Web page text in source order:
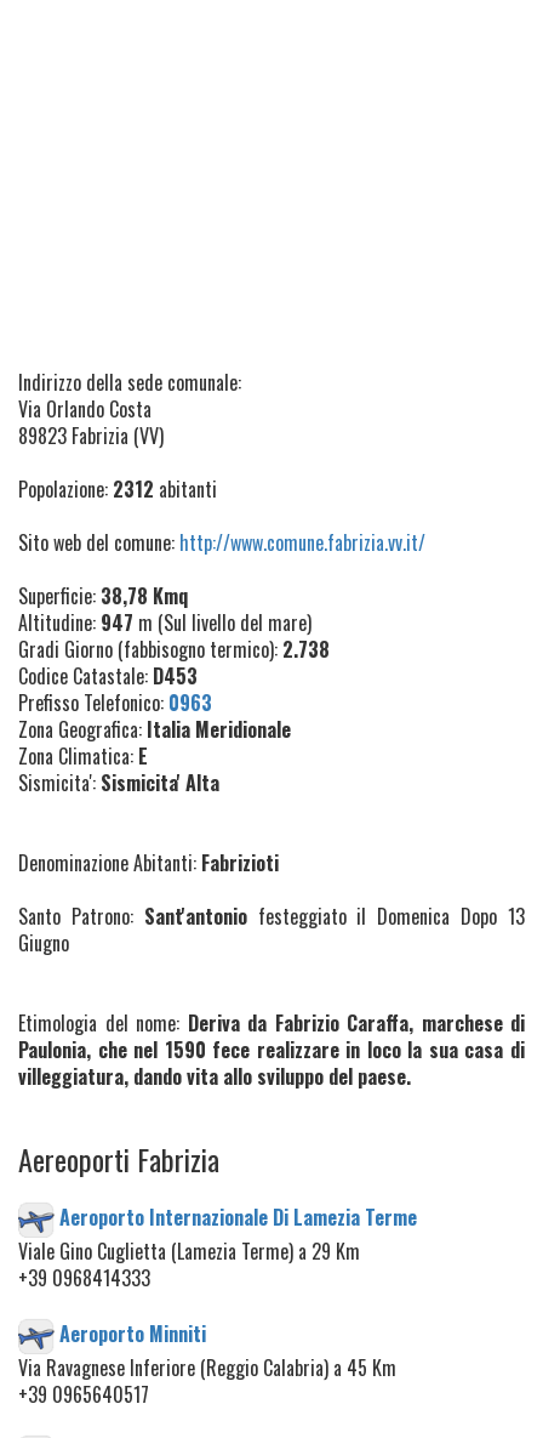
Indirizzo della sede comunale:
Via Orlando Costa
89823 Fabrizia (VV)
Popolazione: 2312 abitanti
Sito web del comune: http://www.comune.fabrizia.vv.it/
Superficie: 38,78 Kmq
Altitudine: 947 m (Sul livello del mare)
Gradi Giorno (fabbisogno termico): 2.738
Codice Catastale: D453
Prefisso Telefonico: 0963
Zona Geografica: Italia Meridionale
Zona Climatica: E
Sismicita': Sismicita' Alta
Denominazione Abitanti: Fabrizioti
Santo Patrono: Sant'antoniofesteggiato il Domenica Dopo 13
Giugno
Etimologia del nome: Deriva da Fabrizio Caraffa, marchese di
Paulonia, che nel 1590 fece realizzare in loco la sua casa di
villeggiatura, dando vita allo sviluppo del paese.
Aereoporti Fabrizia
Aeroporto Internazionale Di Lamezia Terme
Viale Gino Cuglietta (Lamezia Terme) a 29 Km
+39 0968414333
Aeroporto Minniti
Via Ravagnese Inferiore (Reggio Calabria) a 45 Km
+39 0965640517